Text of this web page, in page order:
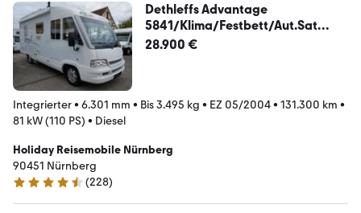
Dethleffs Advantage
5841/Klima/Festbett/Aut.Sat
TV/Hubbett
28.900 €
Integrierter• 6.301 mm • Bis 3.495 kg • EZ 05/2004• 131.300 km •
81 kW (110 PS) • Diesel
Holiday Reisemobile Nürnberg
90451 Nürnberg
4.4 Sterne
(228)